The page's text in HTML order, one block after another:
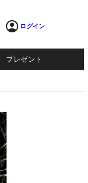
ログイン
プレゼント